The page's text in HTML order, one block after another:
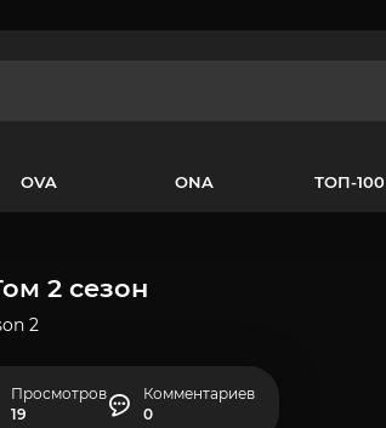
OVA ONA ТОП-100
2 сезон
2
Просмотров
19
Комментариев
0